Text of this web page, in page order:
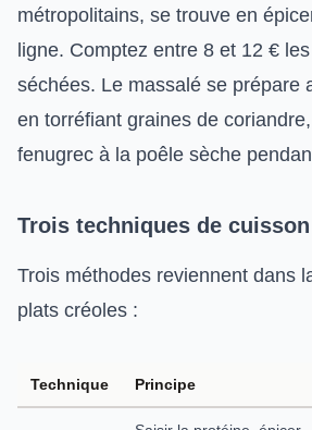
métropolitains, se trouve en
ligne. Comptez entre 8 et 12 €
séchées. Le massalé se prépare
en torréfiant graines de
fenugrec à la poêle sèche
Trois techniques de
Trois méthodes reviennent dans
plats créoles :
Technique Principe